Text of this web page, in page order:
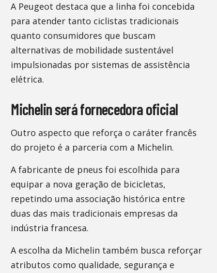
A Peugeot destaca que a linha foi concebida
para atender tanto ciclistas tradicionais
quanto consumidores que buscam
alternativas de mobilidade sustentável
impulsionadas por sistemas de assistência
elétrica.
Michelin será fornecedora oficial
Outro aspecto que reforça o caráter francês
do projeto é a parceria com a Michelin.
A fabricante de pneus foi escolhida para
equipar a nova geração de bicicletas,
repetindo uma associação histórica entre
duas das mais tradicionais empresas da
indústria francesa.
A escolha da Michelin também busca reforçar
atributos como qualidade, segurança e